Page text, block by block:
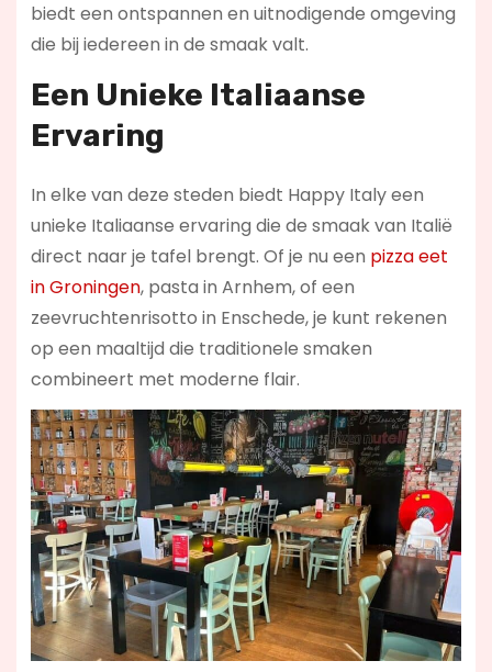
biedt een ontspannen en uitnodigende omgeving
die bij iedereen in de smaak valt.
Een Unieke Italiaanse
Ervaring
In elke van deze steden biedt Happy Italy een
unieke Italiaanse ervaring die de smaak van Italië
direct naar je tafel brengt. Of je nu een pizza eet
in Groningen, pasta in Arnhem, of een
zeevruchtenrisotto in Enschede, je kunt rekenen
op een maaltijd die traditionele smaken
combineert met moderne flair.